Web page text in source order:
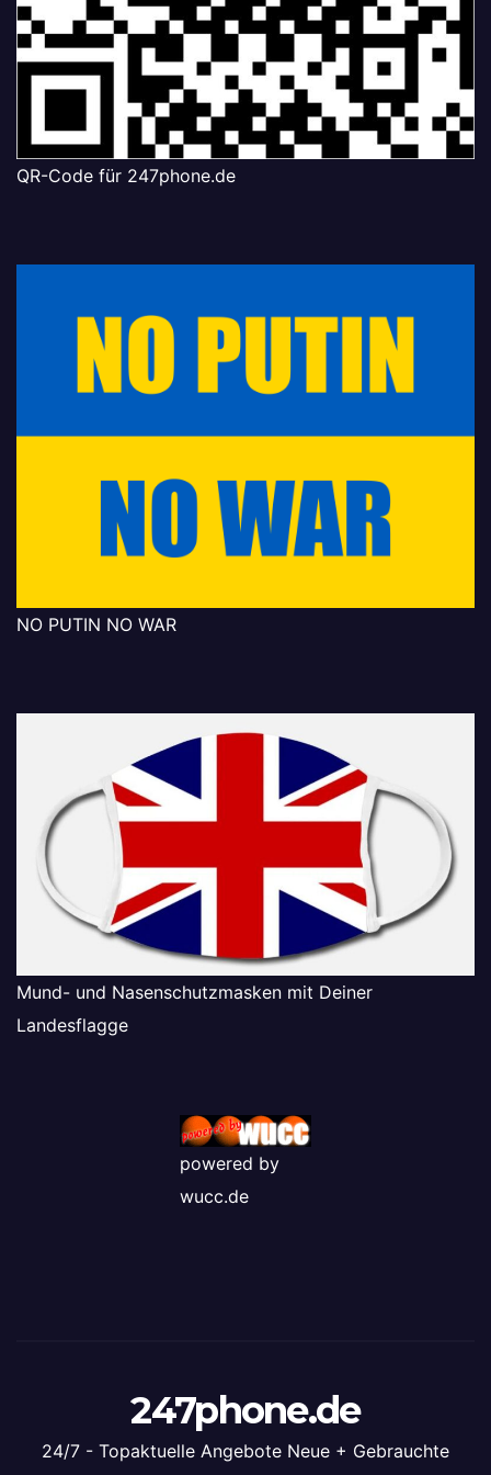
QR-Code für 247phone.de
NO PUTIN NO WAR
Mund- und Nasenschutzmasken mit Deiner
Landesflagge
powered by
wucc.de
247phone.de
24/7 - Topaktuelle Angebote Neue + Gebrauchte